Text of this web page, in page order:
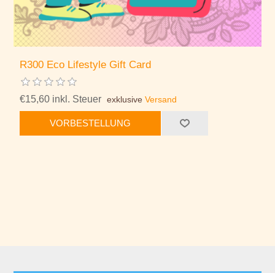
R300 Eco Lifestyle Gift Card
€15,60 inkl. Steuer exklusiveVersand
VORBESTELLUNG